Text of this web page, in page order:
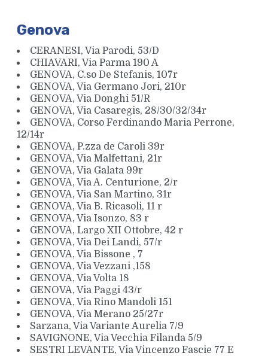
Genova
CERANESI, Via Parodi, 53/D
CHIAVARI, Via Parma 190 A
GENOVA, C.so De Stefanis, 107r
GENOVA, Via Germano Jori, 210r
GENOVA, Via Donghi 51/R
GENOVA, Via Casaregis, 28/30/32/34r
GENOVA, Corso Ferdinando Maria Perrone,
12/14r
GENOVA, P.zza de Caroli 39r
GENOVA, Via Malfettani, 21r
GENOVA, Via Galata 99r
GENOVA, Via A. Centurione, 2/r
GENOVA, Via San Martino, 31r
GENOVA, Via B. Ricasoli, 11 r
GENOVA, Via Isonzo, 83 r
GENOVA, Largo XII Ottobre, 42 r
GENOVA, Via Dei Landi, 57/r
GENOVA, Via Bissone , 7
GENOVA, Via Vezzani ,158
GENOVA, Via Volta 18
GENOVA, Via Paggi 43/r
GENOVA, Via Rino Mandoli 151
GENOVA, Via Merano 25/27r
Sarzana, Via Variante Aurelia 7/9
SAVIGNONE, Via Vecchia Filanda 5/9
SESTRI LEVANTE, Via Vincenzo Fascie 77 E